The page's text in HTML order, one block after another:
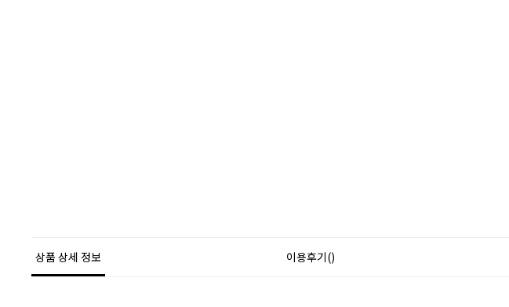
상품 상세 정보 이용후기()